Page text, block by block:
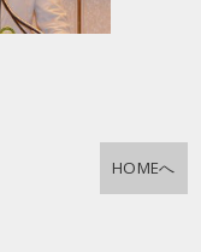
HOMEへ